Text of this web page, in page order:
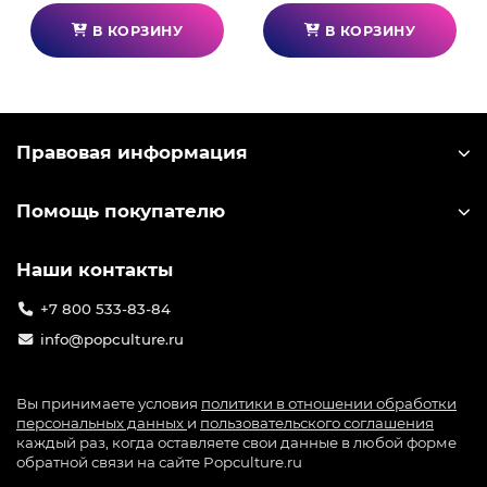
В КОРЗИНУ В КОРЗИНУ
Правовая информация
Помощь покупателю
Наши контакты
+7 800 533-83-84
info@popculture.ru
Вы принимаете условия политики в отношении обработки
персональных данных и пользовательского соглашения
каждый раз, когда оставляете свои данные в любой форме
обратной связи на сайте Popculture.ru